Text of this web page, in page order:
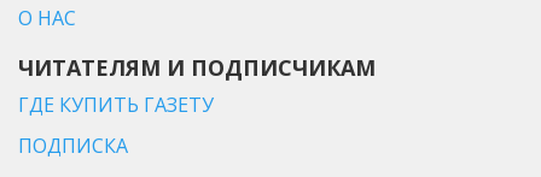
О НАС
ЧИТАТЕЛЯМ И ПОДПИСЧИКАМ
ГДЕ КУПИТЬ ГАЗЕТУ
ПОДПИСКА